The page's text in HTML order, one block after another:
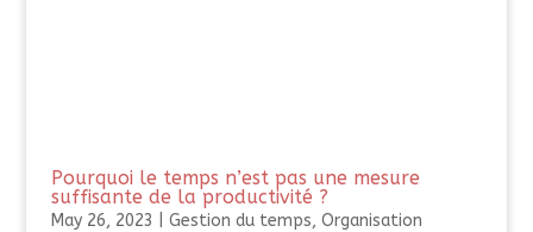
Pourquoi le temps n’est pas une mesure
suffisante de la productivité ?
May 26, 2023 Gestion du temps, Organisation